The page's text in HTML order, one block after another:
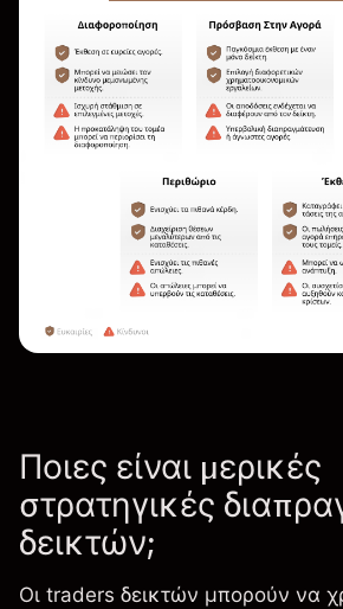
Ποιες είναι μερικές
στρατηγικές
δεικτών;
Οι traders δεικτών μπορούν να